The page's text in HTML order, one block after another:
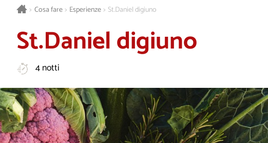
> Cosa fare > Esperienze > St.Daniel digiuno
St.Daniel digiuno
4 notti